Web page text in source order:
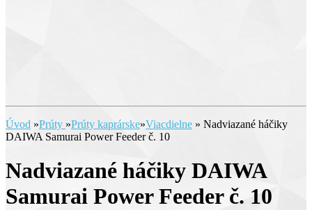
Úvod »Prúty »Prúty kaprárske»Viacdielne » Nadviazané háčiky
DAIWA Samurai Power Feeder č. 10
Nadviazané háčiky DAIWA
Samurai Power Feeder č. 10